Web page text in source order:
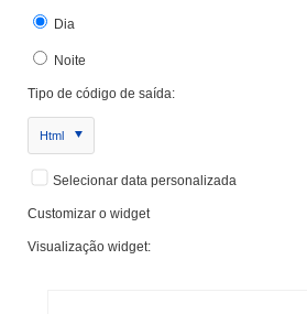
Dia
Noite
Tipo de código de saída:
Html
Selecionar data personalizada
Customizar o widget
Visualização widget: